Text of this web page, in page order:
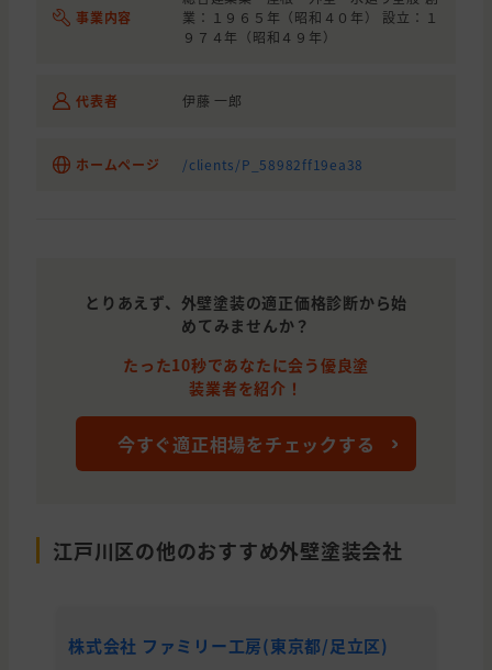
千葉県 浦安市
外壁と屋根の塗装, 雨漏り・防水
東京都
外壁の塗装, 屋根の塗装, わからな
東京都
江戸川区
外壁と屋根の塗装
さいたま市
外壁と屋根の塗装
江戸川区
外壁と屋根の塗装
台東区
外壁と屋根の塗装
千葉県
長生郡
屋根の塗装
東京都
墨田区 外壁と屋根の塗装
事業内容
業：１９６５年（昭和４０年） 設立：１
９７４年（昭和４９年）
代表者 伊藤 一郎
ホームページ /clients/P_58982ff19ea38
とりあえず、外壁塗装の適正価格診断から始
めてみませんか？
たった10秒であなたに会う優良塗
装業者を紹介！
今すぐ適正相場をチェックする
江戸川区の他のおすすめ外壁塗装会社
株式会社 ファミリー工房(東京都/足立区)